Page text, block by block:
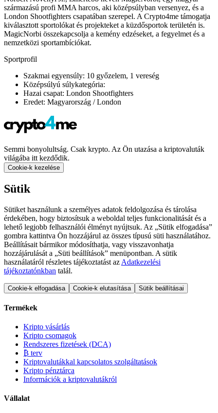
származású profi MMA harcos, aki középsúlyban versenyez, és a
London Shootfighters csapatában szerepel. A Crypto4me támogatja
kiválasztott sportolókat és projekteket a küzdősportok területén is.
MagicNorbi összekapcsolja a kemény edzéseket, a fegyelmet és a
nemzetközi sportambíciókat.
Sportprofil
Szakmai egyensúly: 10 győzelem, 1 vereség
Középsúlyú súlykategória:
Hazai csapat: London Shootfighters
Eredet: Magyarország / London
Semmi bonyolultság. Csak krypto. Az Ön utazása a kriptovaluták
világába itt kezdődik.
Cookie-k kezelése
Sütik
Sütiket használunk a személyes adatok feldolgozása és tárolása
érdekében, hogy biztosítsuk a weboldal teljes funkcionalitását és a
lehető legjobb felhasználói élményt nyújtsuk. Az „Sütik elfogadása”
gombra kattintva Ön hozzájárul az összes típusú süti használatához.
Beállításait bármikor módosíthatja, vagy visszavonhatja
hozzájárulását a „Süti beállítások” menüpontban. A sütik
használatáról részletes tájékoztatást az Adatkezelési
tájékoztatónkban talál.
Cookie-k elfogadása Cookie-k elutasítása Sütik beállításai
Termékek
Kripto vásárlás
Kripto csomagok
Rendszeres fizetések (DCA)
₿ terv
Kriptovalutákkal kapcsolatos szolgáltatások
Kripto pénztárca
Információk a kriptovalutákról
Vállalat